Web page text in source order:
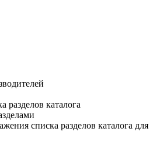
разделов каталога
списка разделов каталога для